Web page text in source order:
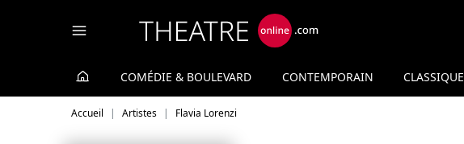
COMÉDIE & BOULEVARD CONTEMPORAIN CLASSIQUE
Accueil Artistes Flavia Lorenzi